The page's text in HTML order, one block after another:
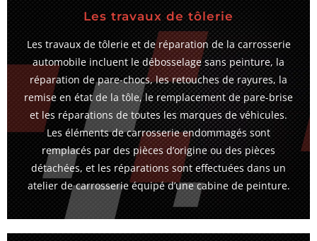
Les travaux de tôlerie
Les travaux de tôlerie et de réparation de la carrosserie
automobile incluent le débosselage sans peinture, la
réparation de pare-chocs, les retouches de rayures, la
remise en état de la tôle, le remplacement de pare-brise
et les réparations de toutes les marques de véhicules.
Les éléments de carrosserie endommagés sont
remplacés par des pièces d’origine ou des pièces
détachées, et les réparations sont effectuées dans un
atelier de carrosserie équipé d’une cabine de peinture.